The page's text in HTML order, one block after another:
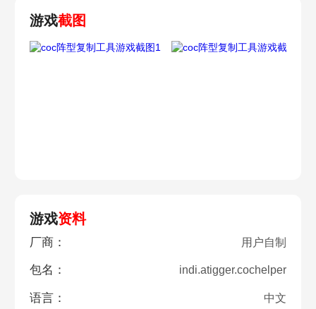
游戏截图
游戏资料
厂商： 用户自制
包名： indi.atigger.cochelper
语言： 中文